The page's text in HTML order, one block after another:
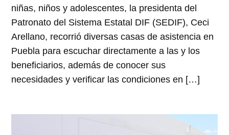
niñas, niños y adolescentes, la presidenta del
Patronato del Sistema Estatal DIF (SEDIF), Ceci
Arellano, recorrió diversas casas de asistencia en
Puebla para escuchar directamente a las y los
beneficiarios, además de conocer sus
necesidades y verificar las condiciones en […]